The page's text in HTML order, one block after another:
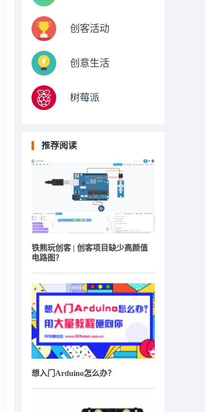
创客活动
创意生活
树莓派
推荐阅读
铁熊玩创客 | 创客项目缺少高颜值
电路图？
想入门Arduino怎么办？